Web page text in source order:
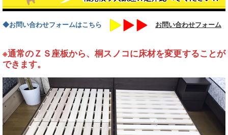
◆お問い合わせフォームはこちら お問い合わせフォーム
※通常のＺＳ座板から、桐スノコに床材を変更することが
できます。